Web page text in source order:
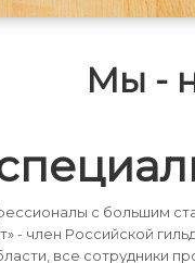
стоимость аренды
чистка снега ,
коммуникаций будет
Мы -
с большим
- член Российской
все сотрудники